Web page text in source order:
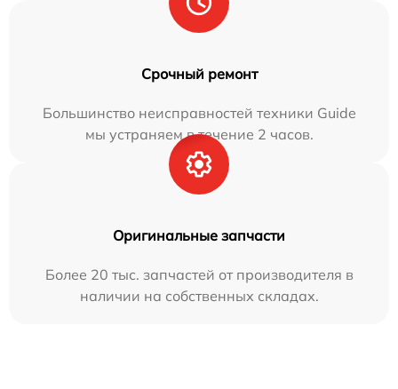
Срочный ремонт
Большинство неисправностей техники Guide
мы устраняем в течение 2 часов.
Оригинальные запчасти
Более 20 тыс. запчастей от производителя в
наличии на собственных складах.